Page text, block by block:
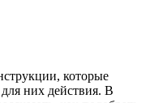
которые
них действия. В